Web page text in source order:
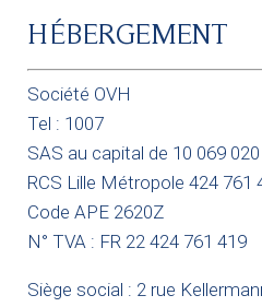
HÉBERGEMENT
Société OVH
Tel : 1007
SAS au capital de 10 069
RCS Lille Métropole 424 761
Code APE 2620Z
N° TVA : FR 22 424 761 419
Siège social : 2 rue